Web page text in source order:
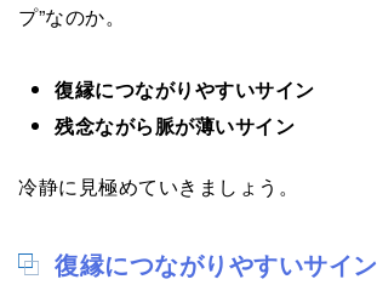
プ”なのか。
復縁につながりやすいサイン
残念ながら脈が薄いサイン
冷静に見極めていきましょう。
復縁につながりやすいサイン